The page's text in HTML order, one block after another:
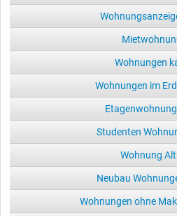
Wohnungen
Wohnungen im
Studenten
Wohnung
Neubau
Wohnungen ohne